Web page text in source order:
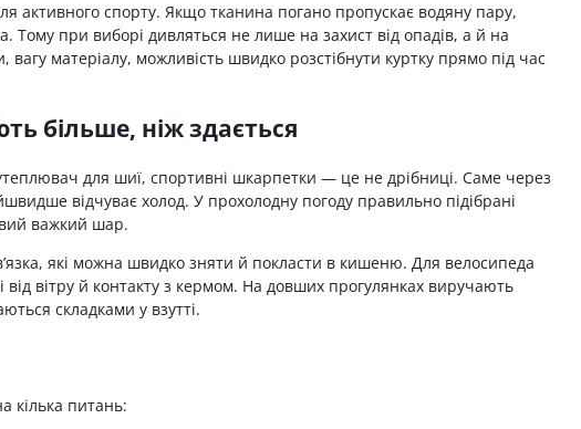
активного спорту. Якщо тканина погано пропускає водяну пару,
Тому при виборі дивляться не лише на захист від опадів, а й на
вагу матеріалу, можливість швидко розстібнути куртку прямо під час
більше, ніж здається
для шиї, спортивні шкарпетки — це не дрібниці. Саме через
відчуває холод. У прохолодну погоду правильно підібрані
важкий шар.
які можна швидко зняти й покласти в кишеню. Для велосипеда
вітру й контакту з кермом. На довших прогулянках виручають
складками у взутті.
кілька питань: